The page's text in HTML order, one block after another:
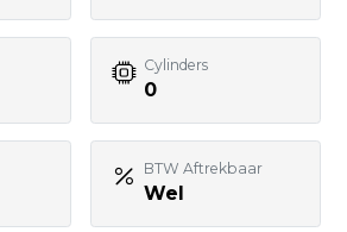
Cylinders
0
BTW Aftrekbaar
Wel